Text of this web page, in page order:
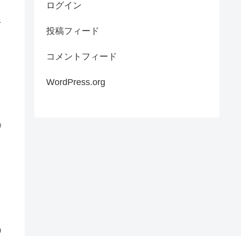
ログイン
投稿フィード
コメントフィード
WordPress.org